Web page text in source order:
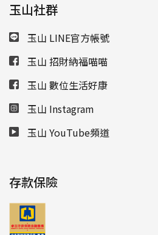
玉山社群
玉山 LINE官方帳號
玉山 招財納福喵喵
玉山 數位生活好康
玉山 Instagram
玉山 YouTube頻道
存款保險